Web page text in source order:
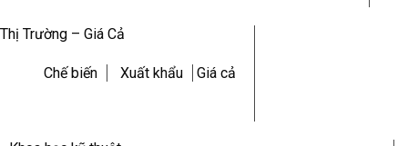
Thị Trường – Giá Cả
Chế biến Xuất khẩu Giá cả